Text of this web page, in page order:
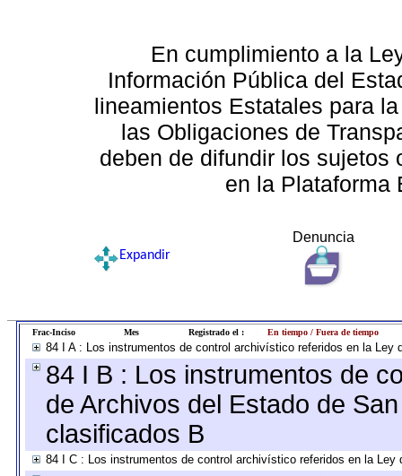
En cumplimiento a la
Información Pública del
lineamientos Estatales para
las Obligaciones de
deben de difundir los sujetos
en la Plataforma
Denuncia
Expandir
Frac-Inciso Mes Registrado el : En tiempo / Fuera de tiempo
84 I A : Los instrumentos de control archivístico referidos en la
84 I B : Los instrumentos de
de Archivos del Estado de
clasificados B
84 I C : Los instrumentos de control archivístico referidos en la